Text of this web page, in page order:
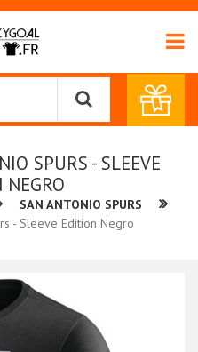
SPURS - SLEEVE
SAN ANTONIO SPURS
- Sleeve Edition Negro